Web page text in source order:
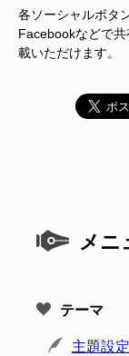
各ソーシャルボタ
Facebookなどで
載いただけます。
メニ
テーマ
主題設定